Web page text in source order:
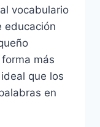
vocabulario
educación
más
que los
en